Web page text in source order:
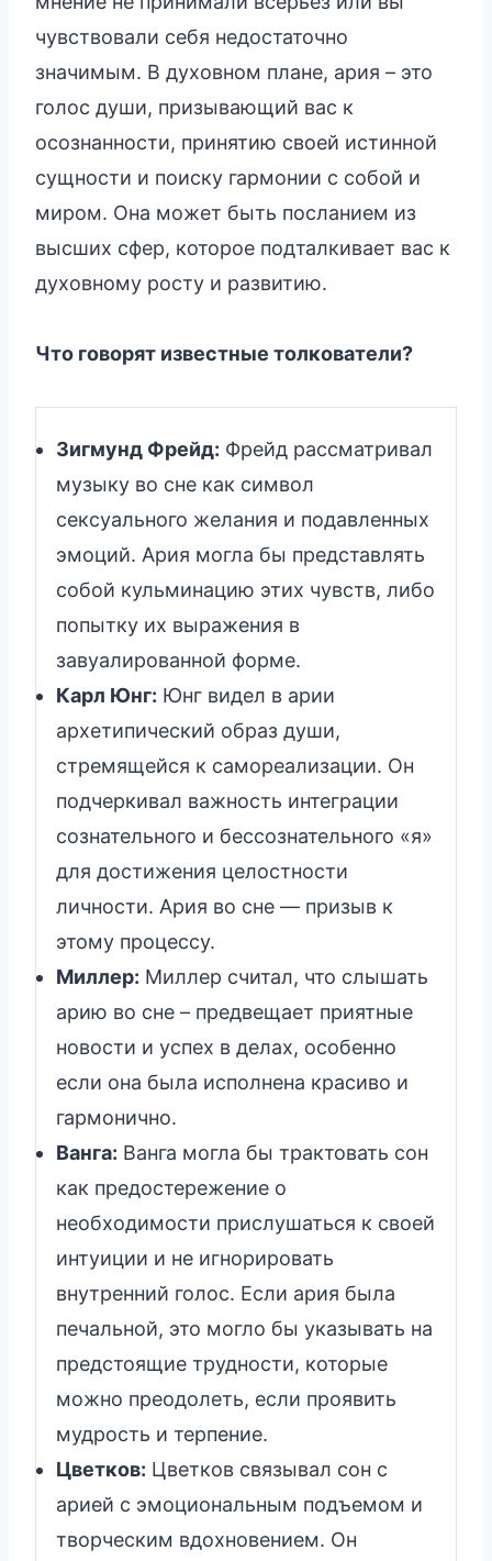
чувствовали себя недостаточно
значимым. В духовном плане, ария – это
голос души, призывающий вас к
осознанности, принятию своей истинной
сущности и поиску гармонии с собой и
миром. Она может быть посланием из
высших сфер, которое подталкивает вас к
духовному росту и развитию.
Что говорят известные толкователи?
Зигмунд Фрейд: Фрейд рассматривал
музыку во сне как символ
сексуального желания и подавленных
эмоций. Ария могла бы представлять
собой кульминацию этих чувств, либо
попытку их выражения в
завуалированной форме.
Карл Юнг: Юнг видел в арии
архетипический образ души,
стремящейся к самореализации. Он
подчеркивал важность интеграции
сознательного и бессознательного «я»
для достижения целостности
личности. Ария во сне — призыв к
этому процессу.
Миллер: Миллер считал, что слышать
арию во сне – предвещает приятные
новости и успех в делах, особенно
если она была исполнена красиво и
гармонично.
Ванга: Ванга могла бы трактовать сон
как предостережение о
необходимости прислушаться к своей
интуиции и не игнорировать
внутренний голос. Если ария была
печальной, это могло бы указывать на
предстоящие трудности, которые
можно преодолеть, если проявить
мудрость и терпение.
Цветков: Цветков связывал сон с
арией с эмоциональным подъемом и
творческим вдохновением. Он